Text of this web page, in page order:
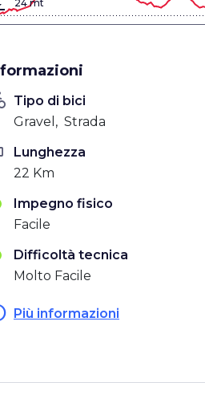
24 mt
Tipo di bici
Gravel, Strada
Lunghezza
22 Km
Impegno fisico
Facile
Difficoltà tecnica
Molto Facile
Più informazioni